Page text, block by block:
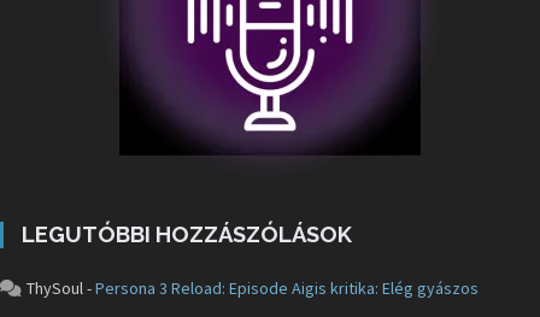
LEGUTÓBBI HOZZÁSZÓLÁSOK
ThySoul -Persona 3 Reload: Episode Aigis kritika: Elég gyászos